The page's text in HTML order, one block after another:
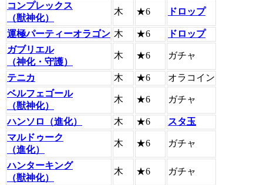
コンプレックス
（獣神化）
木 ★6 ドロップ
運極パーティーオラゴン 木 ★6
ドロップ
ガブリエル
（神化・守護）
木 ★6 ガチャ
テニカ 木 ★6
オラコイン
ベルフェゴール
（獣神化）
木 ★6 ガチャ
ハンソロ（進化） 木 ★6
スタ玉
マルドゥーク
（進化）
木 ★6 ガチャ
ハンターキング
（獣神化）
木 ★6 ガチャ